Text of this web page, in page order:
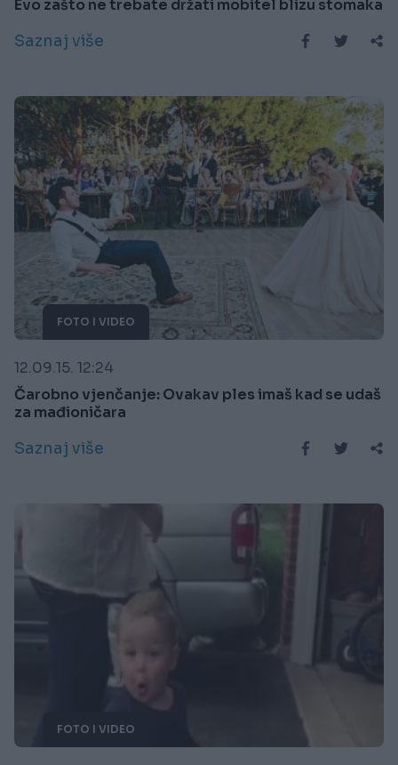
Evo zašto ne trebate držati mobitel blizu stomaka
Saznaj više
FOTO I VIDEO
12.09.15. 12:24
Čarobno vjenčanje: Ovakav ples imaš kad se udaš
za mađioničara
Saznaj više
FOTO I VIDEO